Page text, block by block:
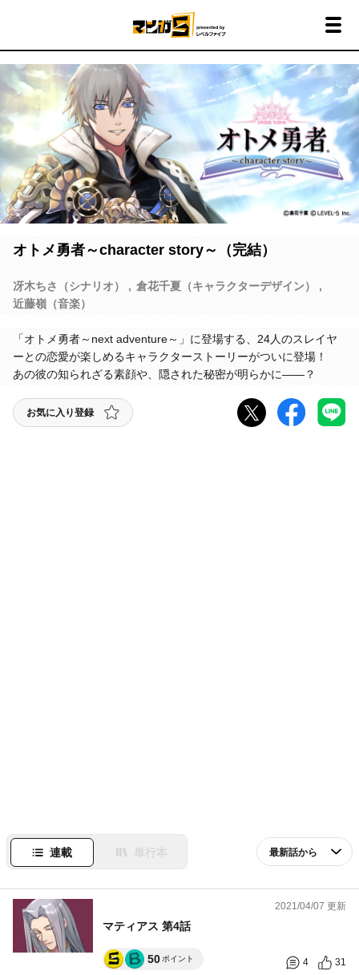
オトメ勇者～character story～（完結）
冴木ちさ（シナリオ）
倉花千夏（キャラクターデザイン）
近藤嶺（音楽）
「オトメ勇者～next adventure～」に登場する、24人のスレイヤ
ーとの恋愛が楽しめるキャラクターストーリーがついに登場！
あの彼の知られざる素顔や、隠された秘密が明らかに――？
お気に入り登録
連載 単行本
2021/04/07 更新
マティアス 第4話
50 ポイント 4 31